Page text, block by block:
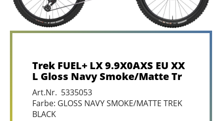
Trek FUEL+ LX 9.9X0AXS EU XX
L Gloss Navy Smoke/Matte Tr
Art.Nr. 5335053
Farbe: GLOSS NAVY SMOKE/MATTE TREK
BLACK